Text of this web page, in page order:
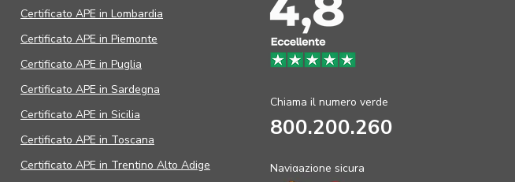
Certificato APE in Lombardia
Certificato APE in Piemonte
Certificato APE in Puglia
Certificato APE in Sardegna
Certificato APE in Sicilia
Certificato APE in Toscana
Certificato APE in Trentino Alto Adige
Chiama il numero verde
800.200.260
Navigazione sicura